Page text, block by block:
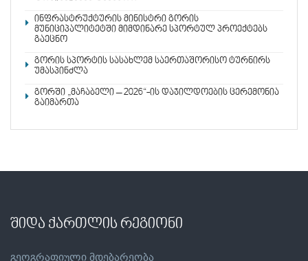
ინფრასტრუქტურის მინისტრი გორის
მუნიციპალიტეტში მიმდინარე სპორტულ პროექტებს
გაეცნო
გორის სპორტის სასახლემ საერთაშორისო ტურნირს
უმასპინძლა
გორში „მაჩაბელი – 2026“-ის დაჯილდოების ცერემონია
გაიმართა
შიდა ქართლის რეგიონი
გეოგრაფიული მდებარეობა